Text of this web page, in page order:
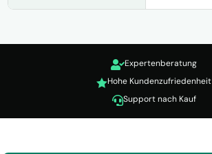
Expertenberatung
Hohe Kundenzufriedenheit
Support nach Kauf